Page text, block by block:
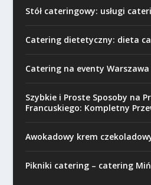
Stół cateringowy: usługi
Catering dietetyczny: dieta
Catering na eventy Warszawa
Szybkie i Proste Sposoby na
Francuskiego: Kompletny
Awokadowy krem
Pikniki catering – catering